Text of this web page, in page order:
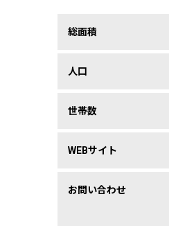
総面積
人口
世帯数
WEBサイト
お問い合わせ